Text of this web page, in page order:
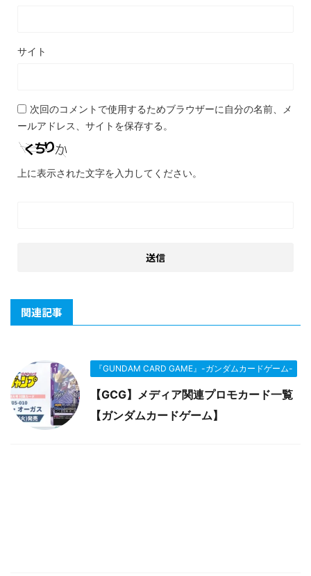
サイト
次回のコメントで使用するためブラウザーに自分の名前、メ
ールアドレス、サイトを保存する。
上に表示された文字を入力してください。
関連記事
『GUNDAM CARD GAME』-ガンダムカードゲーム-
【GCG】メディア関連プロモカード一覧
【ガンダムカードゲーム】